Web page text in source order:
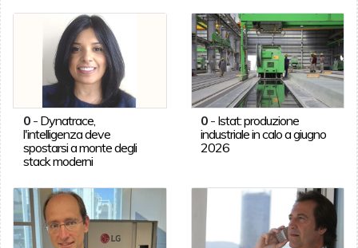
0- Dynatrace,
l'intelligenza deve
spostarsi a monte degli
stack moderni
0 - Istat: produzione
industriale in calo a giugno
2026